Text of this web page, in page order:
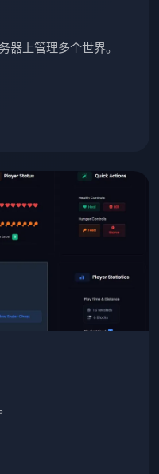
器上管理多个世界。